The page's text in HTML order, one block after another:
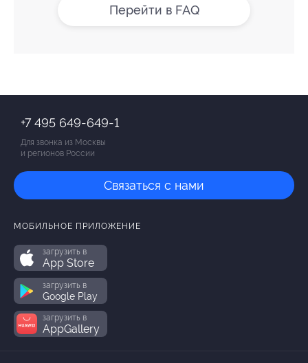
Перейти в FAQ
+7 495 649-649-1
Для звонка из Москвы
и регионов России
Связаться с нами
МОБИЛЬНОЕ ПРИЛОЖЕНИЕ
загрузить в
App Store
загрузить в
Google Play
загрузить в
AppGallery